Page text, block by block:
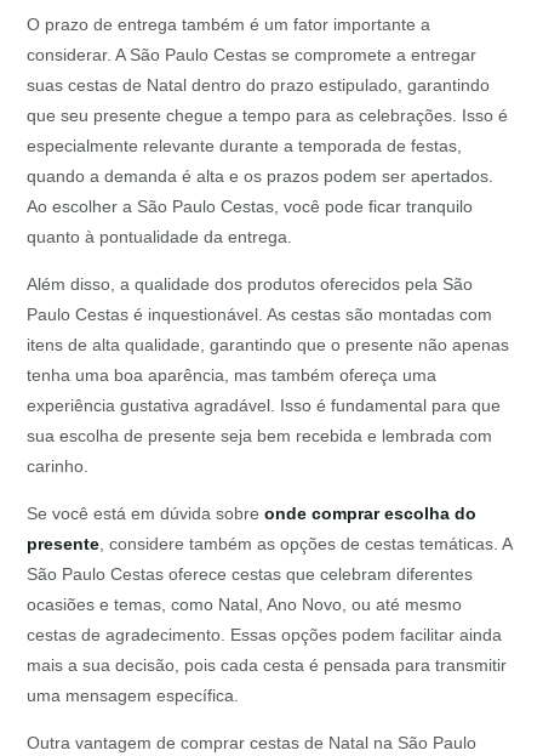
O prazo de entrega também é um fator importante a
considerar. A São Paulo Cestas se compromete a entregar
suas cestas de Natal dentro do prazo estipulado, garantindo
que seu presente chegue a tempo para as celebrações. Isso é
especialmente relevante durante a temporada de festas,
quando a demanda é alta e os prazos podem ser apertados.
Ao escolher a São Paulo Cestas, você pode ficar tranquilo
quanto à pontualidade da entrega.
Além disso, a qualidade dos produtos oferecidos pela São
Paulo Cestas é inquestionável. As cestas são montadas com
itens de alta qualidade, garantindo que o presente não apenas
tenha uma boa aparência, mas também ofereça uma
experiência gustativa agradável. Isso é fundamental para que
sua escolha de presente seja bem recebida e lembrada com
carinho.
Se você está em dúvida sobreonde comprar escolha do
presente , considere também as opções de cestas temáticas. A
São Paulo Cestas oferece cestas que celebram diferentes
ocasiões e temas, como Natal, Ano Novo, ou até mesmo
cestas de agradecimento. Essas opções podem facilitar ainda
mais a sua decisão, pois cada cesta é pensada para transmitir
uma mensagem específica.
Outra vantagem de comprar cestas de Natal na São Paulo